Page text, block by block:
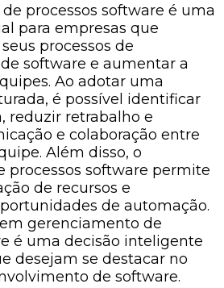
processos software é uma
para empresas que
processos de
software e aumentar a
Ao adotar uma
é possível identificar
reduzir retrabalho e
e colaboração entre
Além disso, o
processos software permite
de recursos e
de automação.
gerenciamento de
é uma decisão inteligente
desejam se destacar no
de software.